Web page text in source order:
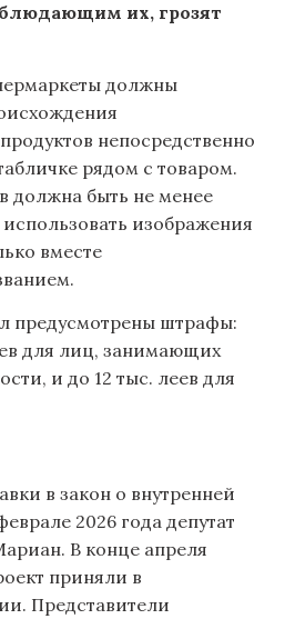
их, грозят
должны
непосредственно
рядом с товаром.
должна быть не менее
изображения
вместе
предусмотрены штрафы:
для лиц, занимающих
и до 12 тыс. леев для
в закон о внутренней
2026 года депутат
В конце апреля
приняли в
Представители